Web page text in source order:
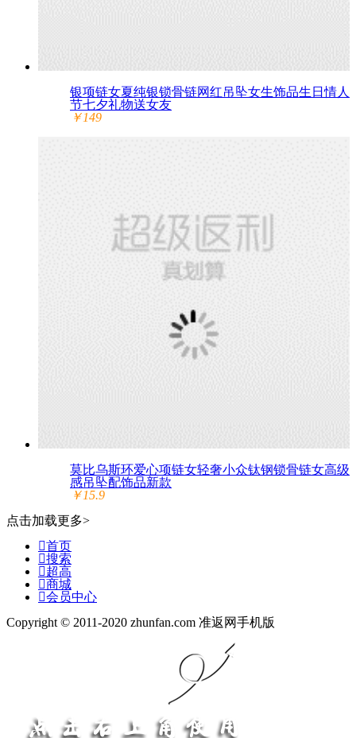
银项链女夏纯银锁骨链网红吊坠女生饰品生日情人
节七夕礼物送女友
￥149
莫比乌斯环爱心项链女轻奢小众钛钢锁骨链女高级
感吊坠配饰品新款
￥15.9
点击加载更多>
首页
搜索
超高
商城
会员中心
Copyright © 2011-2020 zhunfan.com 准返网手机版